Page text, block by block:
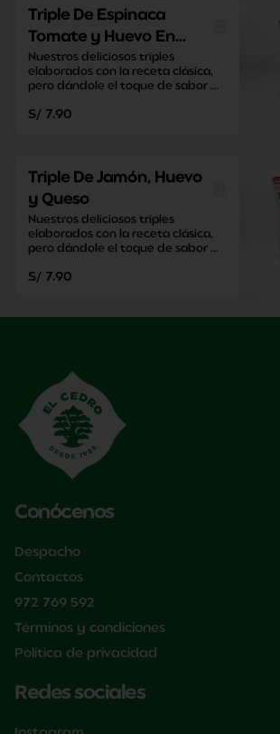
Triple De Espinaca
Tomate y Huevo En
Pan Integral
Nuestros deliciosos triples
elaborados con la receta clásica,
pero dándole el toque de sabor
S/ 7.90
Triple De Jamón, Huevo
y Queso
Nuestros deliciosos triples
elaborados con la receta clásica,
pero dándole el toque de sabor
S/ 7.90
Conócenos
Despacho
Contactos
972 769 592
Términos y condiciones
Política de privacidad
Redes sociales